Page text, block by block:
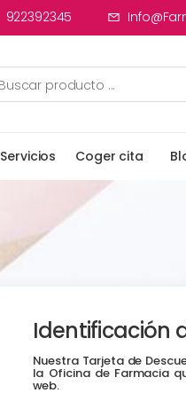
922392345
Servicios Coger cita
Identificación
Nuestra Tarjeta de
la Oficina de Farmacia
web.